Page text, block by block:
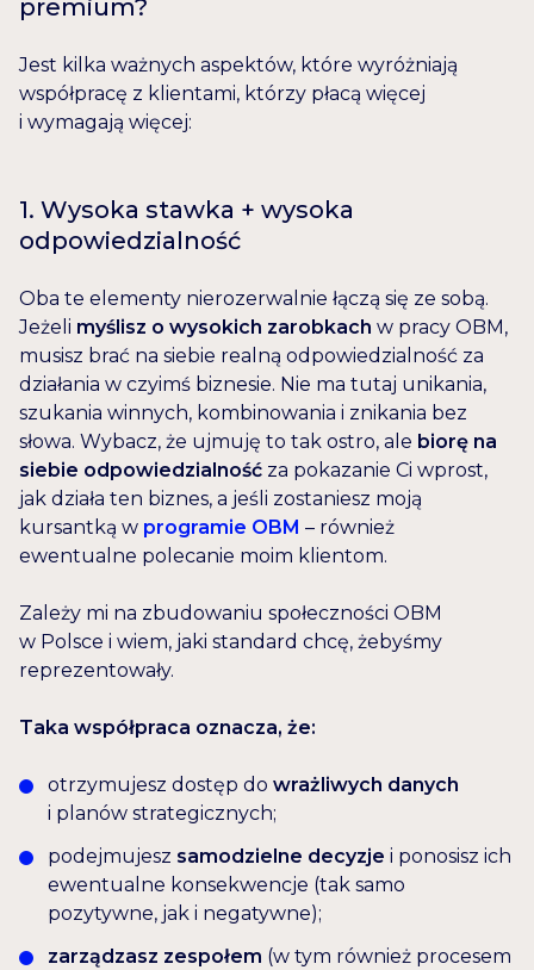
premium?
Jest kilka ważnych aspektów, które wyróżniają
współpracę z klientami, którzy płacą więcej
i wymagają więcej:
1. Wysoka stawka + wysoka
odpowiedzialność
Oba te elementy nierozerwalnie łączą się ze sobą.
Jeżeli myślisz o wysokich zarobkach w pracy OBM,
musisz brać na siebie realną odpowiedzialność za
działania w czyimś biznesie. Nie ma tutaj unikania,
szukania winnych, kombinowania i znikania bez
słowa. Wybacz, że ujmuję to tak ostro, ale biorę na
siebie odpowiedzialność za pokazanie Ci wprost,
jak działa ten biznes, a jeśli zostaniesz moją
kursantką w programie OBM – również
ewentualne polecanie moim klientom.
Zależy mi na zbudowaniu społeczności OBM
w Polsce i wiem, jaki standard chcę, żebyśmy
reprezentowały.
Taka współpraca oznacza, że:
otrzymujesz dostęp do wrażliwych danych
i planów strategicznych;
podejmujesz samodzielne decyzje i ponosisz ich
ewentualne konsekwencje (tak samo
pozytywne, jak i negatywne);
zarządzasz zespołem (w tym również procesem